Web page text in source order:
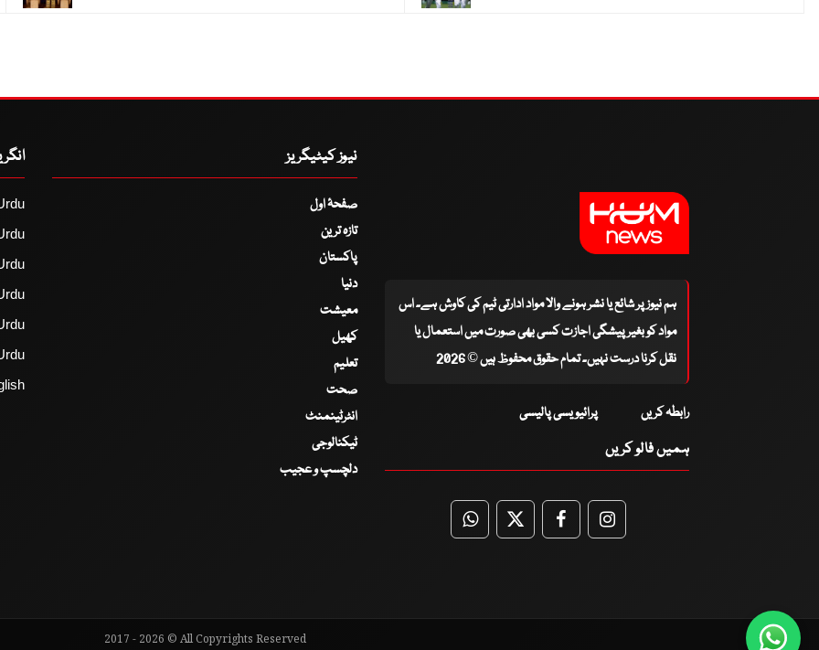
ہم نیوز پر شائع یا نشر ہونے والا مواد ادارتی ٹیم کی کاوش ہے۔ اس
مواد کو بغیر پیشگی اجازت کسی بھی صورت میں استعمال یا
نقل کرنا درست نہیں۔ تمام حقوق محفوظ ہیں © 2026
رابطہ کریں پرائیویسی پالیسی
ہمیں فالو کریں
WhatsApp
TwitterFacebookFacebook
نیوز کیٹیگریز
صفحۂ اول
تازہ ترین
پاکستان
دنیا
معیشت
کھیل
تعلیم
صحت
انٹرٹینمنٹ
ٹیکنالوجی
دلچسپ و عجیب
2017 - 2026 © All Copyrights Reserved